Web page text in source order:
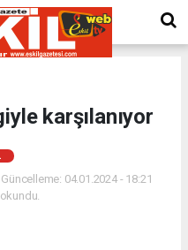
karşılanıyor
04.01.2024 - 18:21